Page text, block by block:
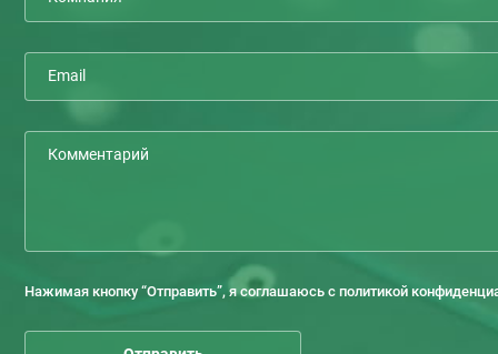
Нажимая кнопку “Отправить”, я соглашаюсь с политикой